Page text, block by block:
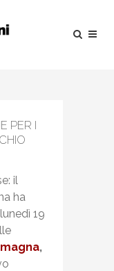
PER I
il
ha
19
,